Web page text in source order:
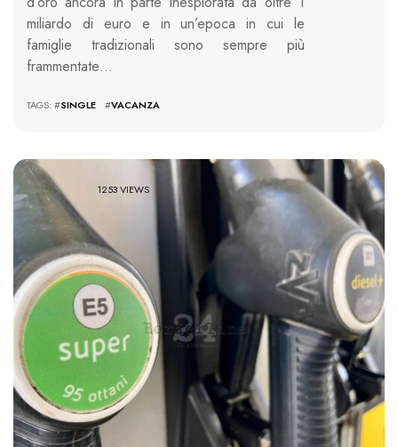
miliardo di euro e in un’epoca in cui le
famiglie tradizionali sono sempre più
frammentate…
TAGS: #SINGLE #VACANZA
1253 VIEWS